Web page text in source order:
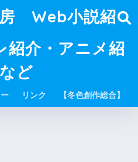
Web小説紹
紹介・アニメ紹
ど
リンク 【冬色創作総合】